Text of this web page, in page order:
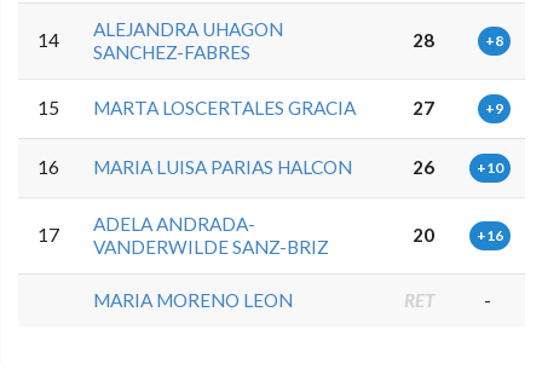
14
ALEJANDRA UHAGON
SANCHEZ-FABRES
28 +8
15 MARTA LOSCERTALES GRACIA 27 +9
16 MARIA LUISA PARIAS HALCON 26 +10
17
ADELA ANDRADA-
VANDERWILDE SANZ-BRIZ
20 +16
MARIA MORENO LEON RET -